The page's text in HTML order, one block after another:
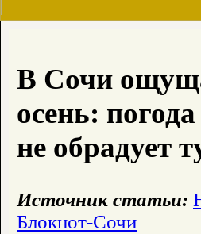
В Сочи
осень:
не обрадует
Источник статьи:
Блокнот-Сочи